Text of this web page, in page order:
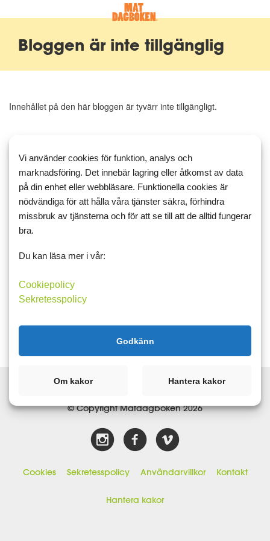
Bloggen är inte tillgänglig
Innehållet på den här bloggen är tyvärr inte tillgängligt.
© Copyright Matdagboken 2026
Cookies Sekretesspolicy Användarvillkor Kontakt
Hantera kakor
Vi använder cookies för funktion, analys och
marknadsföring. Det innebär lagring eller åtkomst av data
på din enhet eller webbläsare. Funktionella cookies är
nödvändiga för att hålla våra tjänster säkra, förhindra
missbruk av tjänsterna och för att se till att de alltid fungerar
bra.
Du kan läsa mer i vår:
Cookiepolicy
Sekretesspolicy
Godkänn
Om kakor Hantera kakor